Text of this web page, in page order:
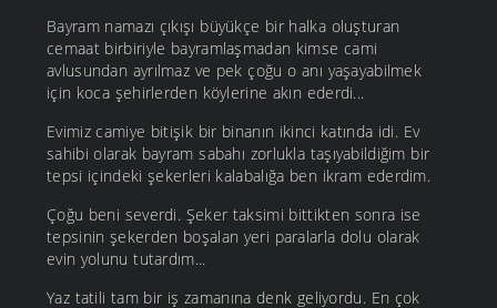
Bayram namazı çıkışı büyükçe bir halka oluşturan
cemaat birbiriyle bayramlaşmadan kimse cami
avlusundan ayrılmaz ve pek çoğu o anı yaşayabilmek
için koca şehirlerden köylerine akın ederdi...
Evimiz camiye bitişik bir binanın ikinci katında idi. Ev
sahibi olarak bayram sabahı zorlukla taşıyabildiğim bir
tepsi içindeki şekerleri kalabalığa ben ikram ederdim.
Çoğu beni severdi. Şeker taksimi bittikten sonra ise
tepsinin şekerden boşalan yeri paralarla dolu olarak
evin yolunu tutardım...
Yaz tatili tam bir iş zamanına denk geliyordu. En çok